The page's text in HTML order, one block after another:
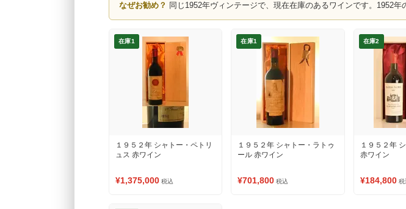
なぜお勧め？ 同じ1952年ヴィンテージで、現在在庫のあるワインです。1952年
在庫1
１９５２年 シャトー・ペトリ
ュス 赤ワイン
¥1,375,000 税込
在庫1
１９５２年 シャトー・ラトゥ
ール 赤ワイン
¥701,800 税込
在庫2
１９５２年
赤ワイン
¥184,800 税